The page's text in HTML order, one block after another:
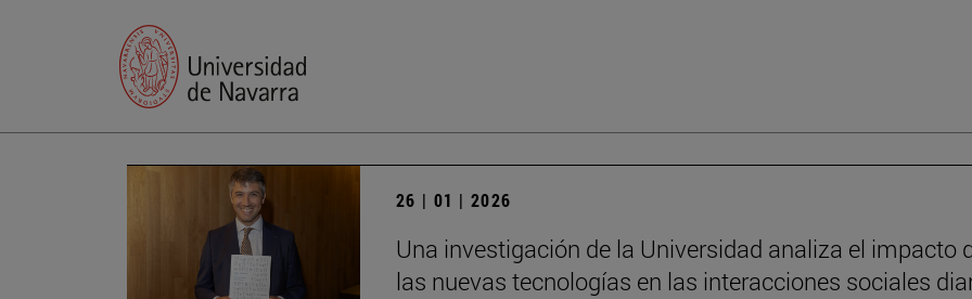
26 | 01 | 2026
Una investigación de la Universidad analiza el impacto
las nuevas tecnologías en las interacciones sociales